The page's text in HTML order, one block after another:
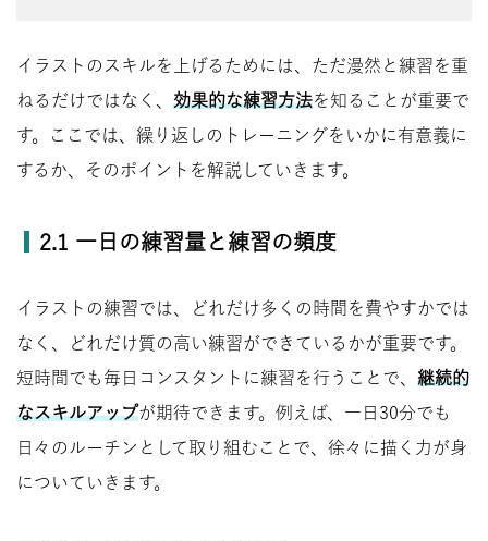
イラストのスキルを上げるためには、ただ漫然と練習を重
ねるだけではなく、 効果的な練習方法を知ることが重要で
す。ここでは、繰り返しのトレーニングをいかに有意義に
するか、そのポイントを解説していきます。
2.1 一日の練習量と練習の頻度
イラストの練習では、どれだけ多くの時間を費やすかでは
なく、どれだけ質の高い練習ができているかが重要です。
短時間でも毎日コンスタントに練習を行うことで、 継続的
なスキルアップが期待できます。例えば、一日30分でも
日々のルーチンとして取り組むことで、徐々に描く力が身
についていきます。